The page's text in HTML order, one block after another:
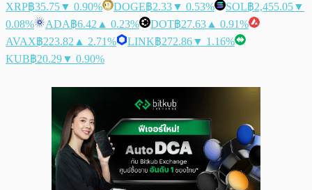
XRP฿35.75▼ 0.90% DOGE฿2.33▼ 0.53% SOL฿2,455.05▼
0.08%
ADA฿6.42 ▲ 0.23% DOT฿27.63 ▲ 0.91%
AVAX฿223.82 ▲ 2.71% LINK฿272.86▼ 1.16%
KUB฿20.29▼ 0.90%